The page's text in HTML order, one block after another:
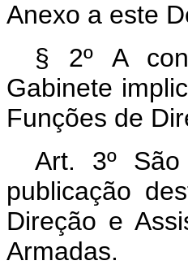
Anexo a este
§ 2º A
Gabinete
Funções de
Art. 3º
publicação
Direção e
Armadas.